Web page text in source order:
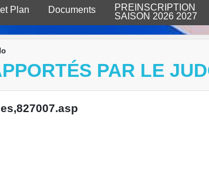
Plan Documents
PREINSCRIPTION
SAISON 2026 2027
PAR LE